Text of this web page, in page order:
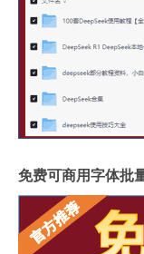
免费可商用字体批